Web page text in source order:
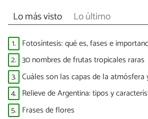
Lo más visto Lo último
1. Fotosíntesis: qué es, fases e
2. 30 nombres de frutas tropicales raras
3. Cuáles son las capas de la atmósfera
4. Relieve de Argentina: tipos y
5. Frases de flores